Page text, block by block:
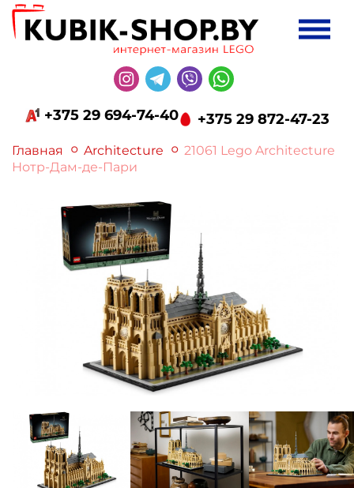
+375 29 694-74-40 +375 29 872-47-23
Главная Architecture
21061 Lego Architecture
Нотр-Дам-де-Пари